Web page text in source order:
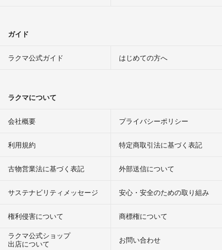
ガイド
ラクマ公式ガイド はじめての方へ
ラクマについて
会社概要 プライバシーポリシー
利用規約 特定商取引法に基づく表記
古物営業法に基づく表記 外部送信について
サステナビリティメッセージ 安心・安全のための取り組み
権利侵害について
商標権について
ラクマ公式ショップ
出店について
お問い合わせ